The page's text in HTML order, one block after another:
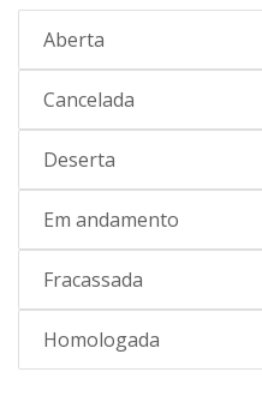
Aberta
Cancelada
Deserta
Em andamento
Fracassada
Homologada